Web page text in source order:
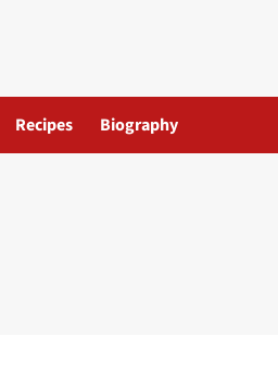
Recipes Biography